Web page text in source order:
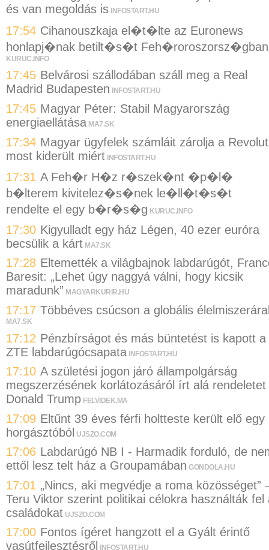
és van megoldás is INFOSTART.HU
17:54 Cihanouszkaja el�t�lte az Euronews
honlapj�nak betilt�s�t Feh�roroszorsz�gban
KURUC.INFO
17:45 Belvárosi szállodában száll meg a Real
Madrid Budapesten
INFOSTART.HU
17:45 Magyar Péter: Stabil Magyarország
energiaellátása MA7.SK
17:34 Magyar ügyfelek számláit zárolja a
most kiderült miért INFOSTART.HU
17:31 A Feh�r H�z r�szek�nt �p�l�
b�lterem kivitelez�s�nek le�ll�t�s�t
rendelte el egy b�r�s�g KURUC.INFO
17:30 Kigyulladt egy ház Légen, 40 ezer euróra
becsülik a kárt MA7.SK
17:28 Eltemették a világbajnok labdarúgót,
Baresit: „Lehet úgy naggyá válni, hogy kicsik
maradunk” MAGYARKURIR.HU
17:17 Többéves csúcson a globális
MA7.SK
17:12 Pénzbírságot és más büntetést is kapott a
ZTE labdarúgócsapata INFOSTART.HU
17:10 A születési jogon járó állampolgárság
megszerzésének korlátozásáról írt alá rendeletet
Donald Trump FELVIDEK.MA
17:09 Eltűnt 39 éves férfi holtteste került elő egy
horgásztóból UJSZO.COM
17:06 Labdarúgó NB I - Harmadik forduló, de
ettől lesz telt ház a Groupamában GONDOLA.HU
17:01 „Nincs, aki megvédje a roma közösséget”
Teru Viktor szerint politikai célokra használták fel
családokat UJSZO.COM
17:00 Fontos ígéret hangzott el a Gyált érintő
vasútfejlesztésről
INFOSTART.HU